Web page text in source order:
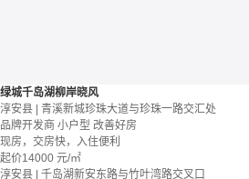
绿城千岛湖柳岸晓风
淳安县 | 青溪新城珍珠大道与珍珠一路交汇处
品牌开发商 小户型 改善好房
现房，交房快，入住便利
起价14000 元/㎡
淳安县 | 千岛湖新安东路与竹叶湾路交叉口